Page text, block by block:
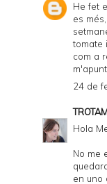
He fet
es
tomate
com a
24 de
Hola
No me
en uno